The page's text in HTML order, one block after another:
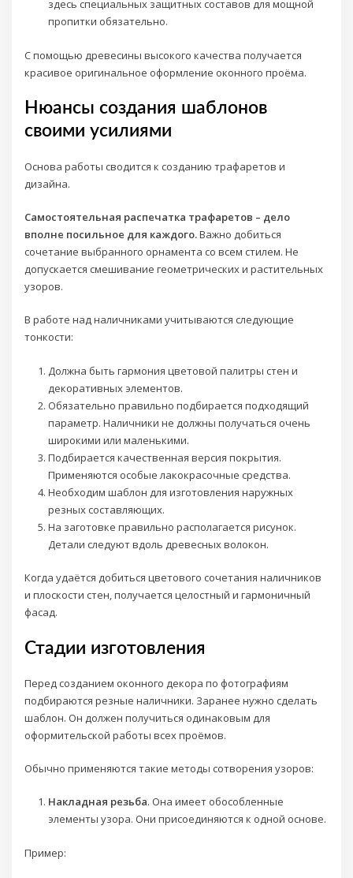
здесь специальных защитных составов для мощной
пропитки обязательно.
С помощью древесины высокого качества получается
красивое оригинальное оформление оконного проёма.
Нюансы создания шаблонов
своими усилиями
Основа работы сводится к созданию трафаретов и
дизайна.
Самостоятельная распечатка трафаретов – дело
вполне посильное для каждого.Важно добиться
сочетание выбранного орнамента со всем стилем. Не
допускается смешивание геометрических и растительных
узоров.
В работе над наличниками учитываются следующие
тонкости:
Должна быть гармония цветовой палитры стен и
декоративных элементов.
Обязательно правильно подбирается подходящий
параметр. Наличники не должны получаться очень
широкими или маленькими.
Подбирается качественная версия покрытия.
Применяются особые лакокрасочные средства.
Необходим шаблон для изготовления наружных
резных составляющих.
На заготовке правильно располагается рисунок.
Детали следуют вдоль древесных волокон.
Когда удаётся добиться цветового сочетания наличников
и плоскости стен, получается целостный и гармоничный
фасад.
Стадии изготовления
Перед созданием оконного декора по фотографиям
подбираются резные наличники. Заранее нужно сделать
шаблон. Он должен получиться одинаковым для
оформительской работы всех проёмов.
Обычно применяются такие методы сотворения узоров:
Накладная резьба. Она имеет обособленные
элементы узора. Они присоединяются к одной основе.
Пример: